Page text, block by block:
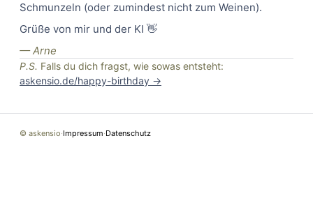
Schmunzeln (oder zumindest nicht zum Weinen).
Grüße von mir und der KI 👋
— Arne
P.S. Falls du dich fragst, wie sowas entsteht:
askensio.de/happy-birthday →
© askensio·Impressum·Datenschutz